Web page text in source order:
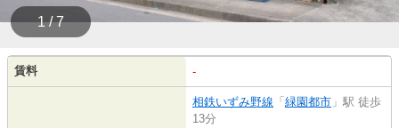
1 / 7
賃料 -
相鉄いずみ野線 「 緑園都市 」駅 徒歩
13分